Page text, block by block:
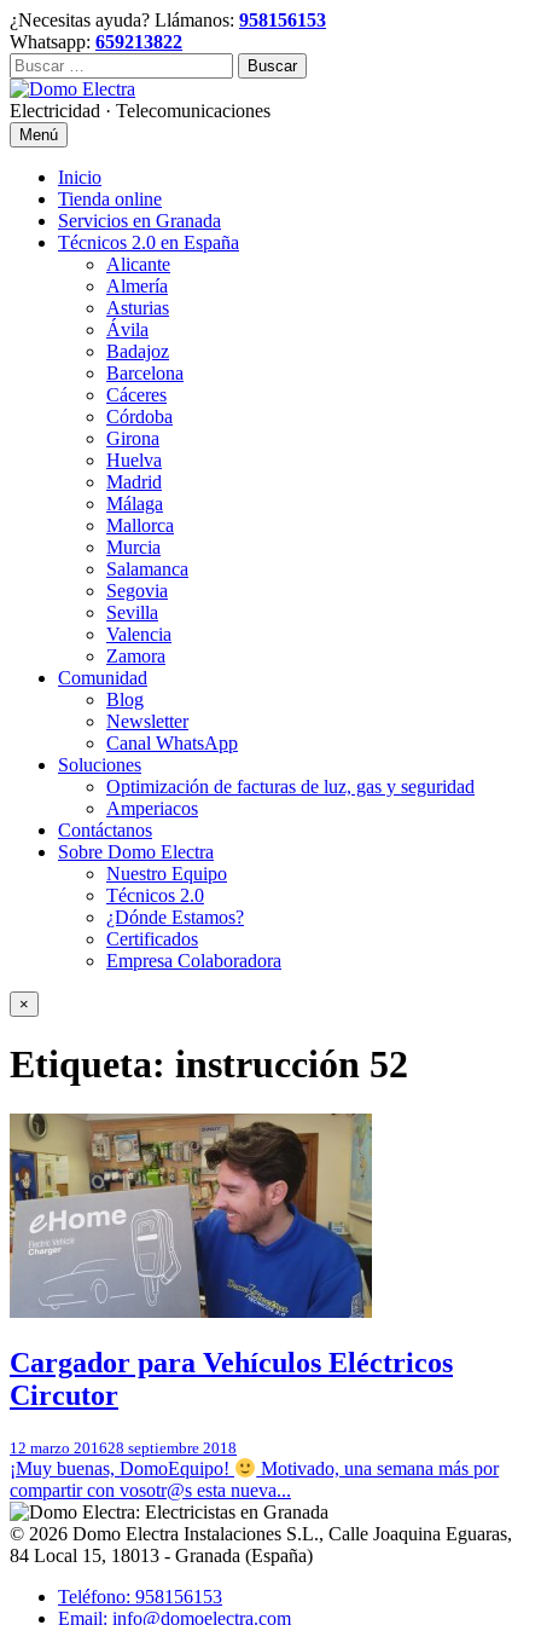
Skip
to
content
¿Necesitas ayuda? Llámanos: 958156153
Whatsapp: 659213822
Buscar:
Electricidad · Telecomunicaciones
Menú
Inicio
Tienda online
Servicios en Granada
Técnicos 2.0 en España
Alicante
Almería
Asturias
Ávila
Badajoz
Barcelona
Cáceres
Córdoba
Girona
Huelva
Madrid
Málaga
Mallorca
Murcia
Salamanca
Segovia
Sevilla
Valencia
Zamora
Comunidad
Blog
Newsletter
Canal WhatsApp
Soluciones
Optimización de facturas de luz, gas y seguridad
Amperiacos
Contáctanos
Sobre Domo Electra
Nuestro Equipo
Técnicos 2.0
¿Dónde Estamos?
Certificados
Empresa Colaboradora
×
Etiqueta: instrucción 52
Cargador para Vehículos Eléctricos
Circutor
12 marzo 201628 septiembre 2018
¡Muy buenas, DomoEquipo!
Motivado, una semana más por
compartir con vosotr@s esta nueva...
© 2026 Domo Electra Instalaciones S.L., Calle Joaquina Eguaras,
84 Local 15, 18013 - Granada (España)
Teléfono: 958156153
Email: info@domoelectra.com